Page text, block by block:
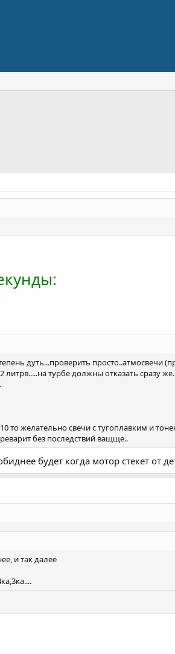
дуть...проверить просто..атмосвечи
турбе должны отказать сразу
то желательно свечи с тугоплавким и
без последствий ващще..
будет когда мотор стекет от
и так далее